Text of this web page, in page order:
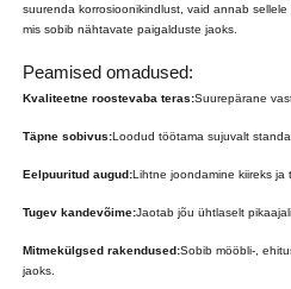
suurenda korrosioonikindlust, vaid annab
mis sobib nähtavate paigalduste jaoks.
Peamised omadused:
Kvaliteetne roostevaba teras:Suurepärane
Täpne sobivus:Loodud töötama sujuvalt
Eelpuuritud augud:Lihtne joondamine kiireks ja
Tugev kandevõime:Jaotab jõu ühtlaselt
Mitmekülgsed rakendused:Sobib mööbli-,
jaoks.